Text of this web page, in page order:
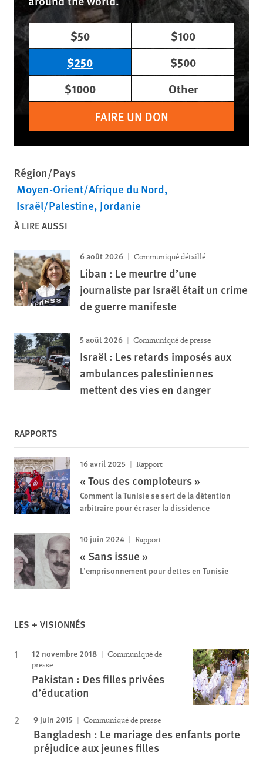
$50
$100
$250
$500
$1000
Other
FAIRE UN DON
Région/Pays
Moyen-Orient/Afrique du Nord
Israël/Palestine Jordanie
À LIRE AUSSI
6 août 2026 Communiqué détaillé
Liban : Le meurtre d’une
journaliste par Israël était un crime
de guerre manifeste
5 août 2026 Communiqué de presse
Israël : Les retards imposés aux
ambulances palestiniennes
mettent des vies en danger
RAPPORTS
16 avril 2025 Rapport
« Tous des comploteurs »
Comment la Tunisie se sert de la détention
arbitraire pour écraser la dissidence
10 juin 2024 Rapport
« Sans issue »
L’emprisonnement pour dettes en Tunisie
LES + VISIONNÉS
12 novembre 2018
Communiqué de
presse
Pakistan : Des filles privées
d’éducation
9 juin 2015 Communiqué de presse
Bangladesh : Le mariage des enfants porte
préjudice aux jeunes filles